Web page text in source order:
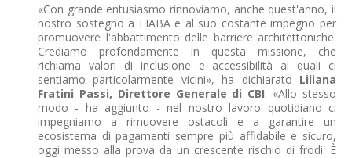
«Con grande entusiasmo rinnoviamo, anche quest'anno, il
nostro sostegno a FIABA e al suo costante impegno per
promuovere l'abbattimento delle barriere architettoniche.
Crediamo profondamente in questa missione, che
richiama valori di inclusione e accessibilità ai quali ci
sentiamo particolarmente vicini», ha dichiarato Liliana
Fratini Passi, Direttore Generale di CBI. «Allo stesso
modo - ha aggiunto - nel nostro lavoro quotidiano ci
impegniamo a rimuovere ostacoli e a garantire un
ecosistema di pagamenti sempre più affidabile e sicuro,
oggi messo alla prova da un crescente rischio di frodi. È